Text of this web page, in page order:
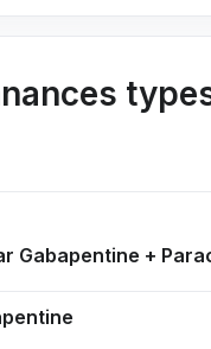
Gabapentine +